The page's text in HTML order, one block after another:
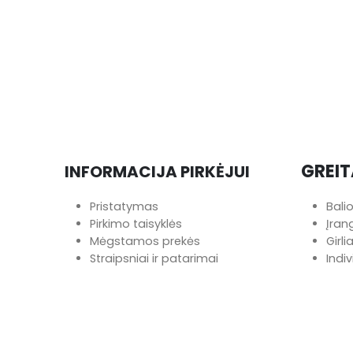
INFORMACIJA PIRKĖJUI
Pristatymas
Pirkimo taisyklės
Mėgstamos prekės
Straipsniai ir patarimai